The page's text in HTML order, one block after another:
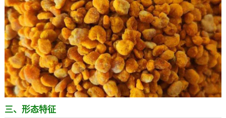
三、形态特征